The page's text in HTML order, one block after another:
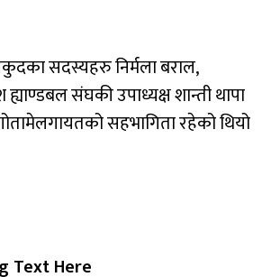
सदस्यहरु निर्मला बराल,
संघकी उपाध्यक्ष शान्ती थापा
सहभागिता रहेको थियो
Text Here